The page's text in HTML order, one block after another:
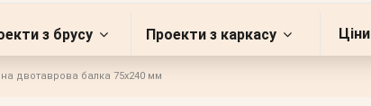
з брусу Проекти з каркасу Ціни
двотаврова балка 75х240 мм